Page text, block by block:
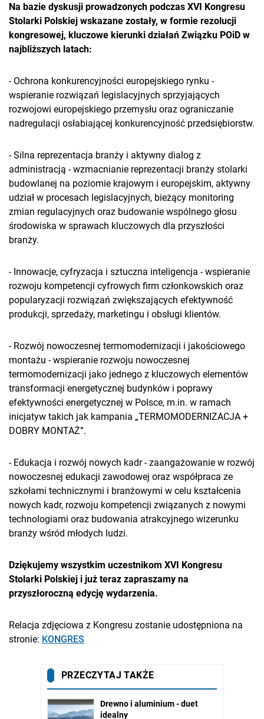
Na bazie dyskusji prowadzonych podczas XVI Kongresu
Stolarki Polskiej wskazane zostały, w formie rezolucji
kongresowej, kluczowe kierunki działań Związku POiD w
najbliższych latach:
- Ochrona konkurencyjności europejskiego rynku -
wspieranie rozwiązań legislacyjnych sprzyjających
rozwojowi europejskiego przemysłu oraz ograniczanie
nadregulacji osłabiającej konkurencyjność przedsiębiorstw.
- Silna reprezentacja branży i aktywny dialog z
administracją - wzmacnianie reprezentacji branży stolarki
budowlanej na poziomie krajowym i europejskim, aktywny
udział w procesach legislacyjnych, bieżący monitoring
zmian regulacyjnych oraz budowanie wspólnego głosu
środowiska w sprawach kluczowych dla przyszłości
branży.
- Innowacje, cyfryzacja i sztuczna inteligencja - wspieranie
rozwoju kompetencji cyfrowych firm członkowskich oraz
popularyzacji rozwiązań zwiększających efektywność
produkcji, sprzedaży, marketingu i obsługi klientów.
- Rozwój nowoczesnej termomodernizacji i jakościowego
montażu - wspieranie rozwoju nowoczesnej
termomodernizacji jako jednego z kluczowych elementów
transformacji energetycznej budynków i poprawy
efektywności energetycznej w Polsce, m.in. w ramach
inicjatyw takich jak kampania „TERMOMODERNIZACJA +
DOBRY MONTAŻ”.
- Edukacja i rozwój nowych kadr - zaangażowanie w rozwój
nowoczesnej edukacji zawodowej oraz współpraca ze
szkołami technicznymi i branżowymi w celu kształcenia
nowych kadr, rozwoju kompetencji związanych z nowymi
technologiami oraz budowania atrakcyjnego wizerunku
branży wśród młodych ludzi.
Dziękujemy wszystkim uczestnikom XVI Kongresu
Stolarki Polskiej i już teraz zapraszamy na
przyszłoroczną edycję wydarzenia.
Relacja zdjęciowa z Kongresu zostanie udostępniona na
stronie: KONGRES